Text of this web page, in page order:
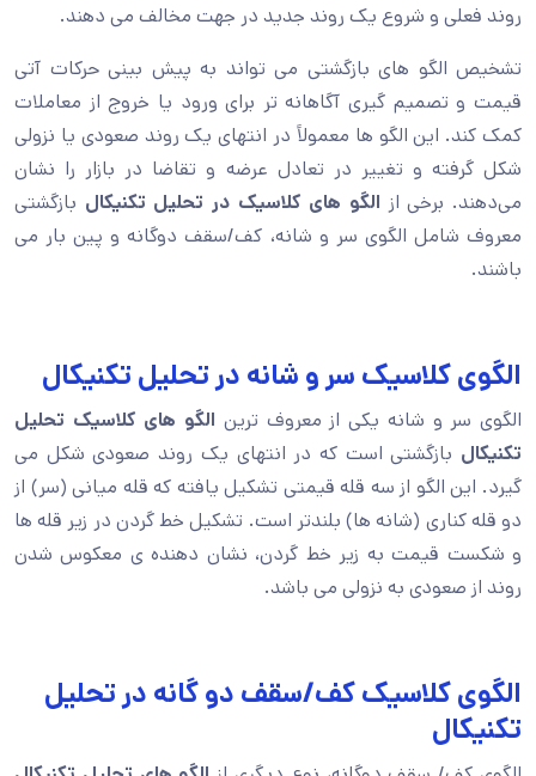
روند فعلی و شروع یک روند جدید در جهت مخالف می دهند.
تشخیص الگو های بازگشتی می تواند به پیش بینی حرکات آتی
قیمت و تصمیم گیری آگاهانه تر برای ورود یا خروج از معاملات
کمک کند. این الگو ها معمولاً در انتهای یک روند صعودی یا نزولی
شکل گرفته و تغییر در تعادل عرضه و تقاضا در بازار را نشان
می‌دهند. برخی از الگو های کلاسیک در تحلیل تکنیکال بازگشتی
معروف شامل الگوی سر و شانه، کف/سقف دوگانه و پین بار می
باشند.
الگوی کلاسیک سر و شانه در تحلیل تکنیکال
الگوی سر و شانه یکی از معروف ترین الگو های کلاسیک تحلیل
تکنیکال بازگشتی است که در انتهای یک روند صعودی شکل می
گیرد. این الگو از سه قله قیمتی تشکیل یافته که قله میانی (سر) از
دو قله کناری (شانه ها) بلندتر است. تشکیل خط گردن در زیر قله ها
و شکست قیمت به زیر خط گردن، نشان دهنده ی معکوس شدن
روند از صعودی به نزولی می باشد.
الگوی کلاسیک کف/سقف دو گانه در تحلیل
تکنیکال